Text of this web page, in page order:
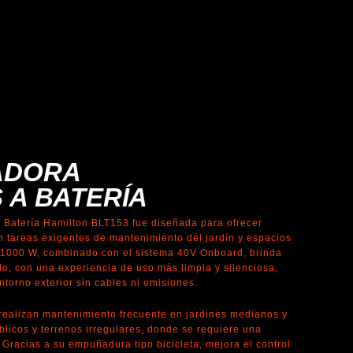
A BATERÍA
Hamilton BLT153 fue diseñada para ofrecer
exigentes de mantenimiento del jardín y espacios
W, combinado con el sistema 40V Onboard, brinda
con una experiencia de uso más limpia y silenciosa,
exterior sin cables ni emisiones.
mantenimiento frecuente en jardines medianos y
y terrenos irregulares, donde se requiere una
a su empuñadura tipo bicicleta, mejora el control